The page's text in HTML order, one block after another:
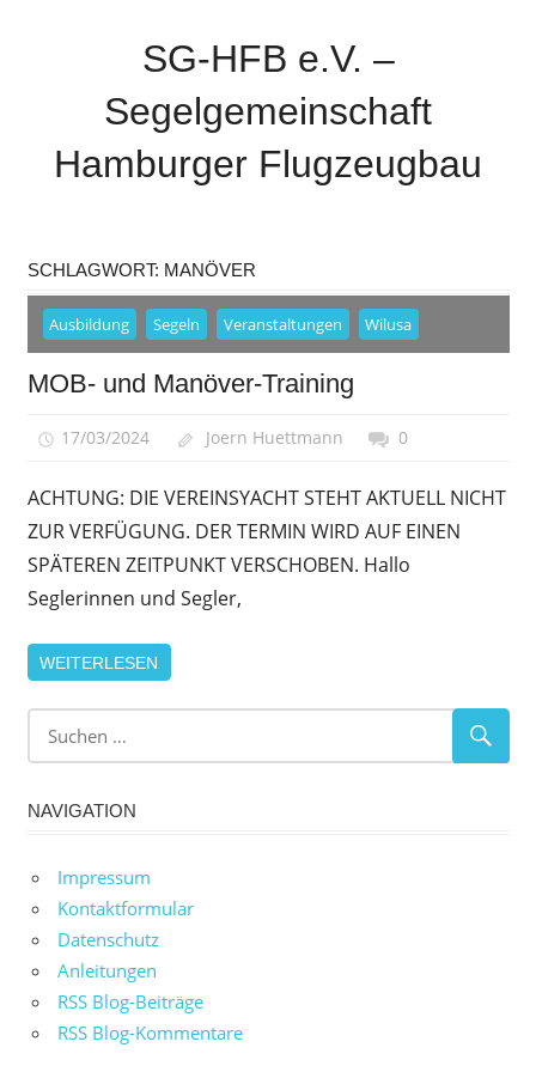
SG-HFB e.V. –
Segelgemeinschaft
Hamburger Flugzeugbau
Airbus-
Sportgemeinschaft
Hamburg
SCHLAGWORT: MANÖVER
Ausbildung Segeln Veranstaltungen Wilusa
MOB- und Manöver-Training
17/03/2024 Joern Huettmann 0
ACHTUNG: DIE VEREINSYACHT STEHT AKTUELL NICHT
ZUR VERFÜGUNG. DER TERMIN WIRD AUF EINEN
SPÄTEREN ZEITPUNKT VERSCHOBEN. Hallo
Seglerinnen und Segler,
WEITERLESEN
NAVIGATION
Impressum
Kontaktformular
Datenschutz
Anleitungen
RSS Blog-Beiträge
RSS Blog-Kommentare